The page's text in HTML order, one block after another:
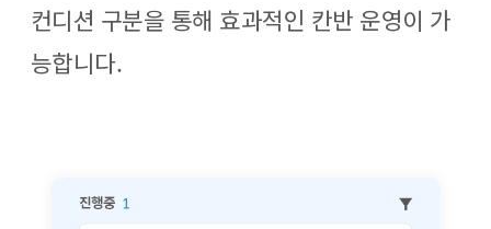
컨디션 구분을 통해 효과적인 칸반 운영이 가
능합니다.